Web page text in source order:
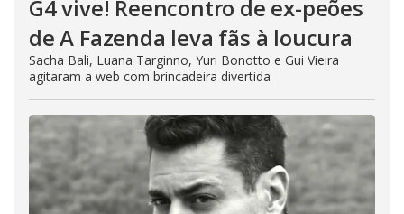
G4 vive! Reencontro de ex-peões
de A Fazenda leva fãs à loucura
Sacha Bali, Luana Targinno, Yuri Bonotto e Gui Vieira
agitaram a web com brincadeira divertida